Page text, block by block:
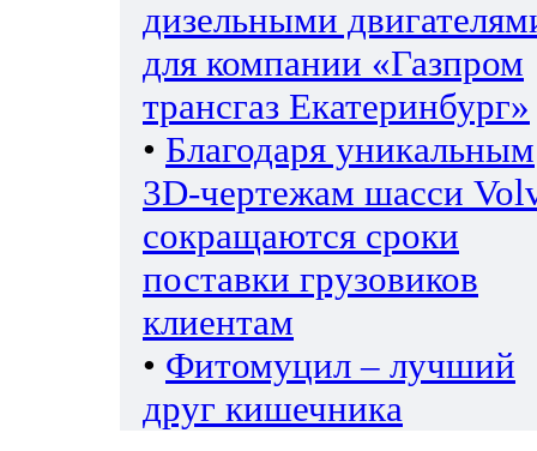
дизельными
для компании «Газпром
трансгаз Екатеринбург»
• Благодаря уникальным
3D-чертежам шасси
сокращаются сроки
поставки грузовиков
клиентам
• Фитомуцил – лучший
друг кишечника